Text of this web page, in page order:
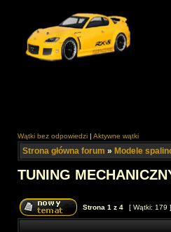
Wątki bez odpowiedzi | Aktywne wątki
Strona główna forum » Modele
TUNING
Strona 1 z 4 [ Wątki: 179 ]